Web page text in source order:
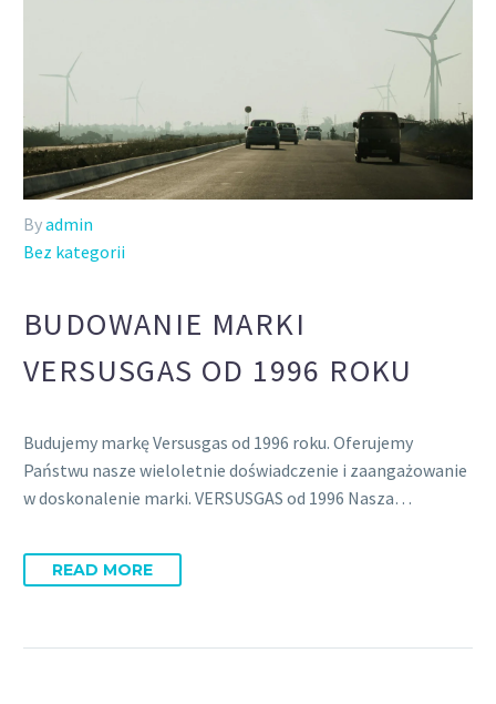
Byadmin
Bez kategorii
BUDOWANIE MARKI
VERSUSGAS OD 1996 ROKU
Budujemy markę Versusgas od 1996 roku. Oferujemy
Państwu nasze wieloletnie doświadczenie i zaangażowanie
w doskonalenie marki. VERSUSGAS od 1996 Nasza…
READ MORE